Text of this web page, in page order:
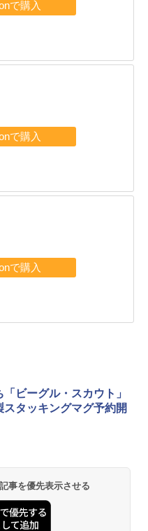
ビーグル・スカウト」
スタッキングマグ予約開
事を優先表示させる